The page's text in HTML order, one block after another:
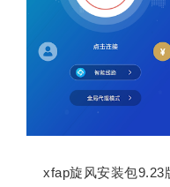
xfap旋风安装包9.23